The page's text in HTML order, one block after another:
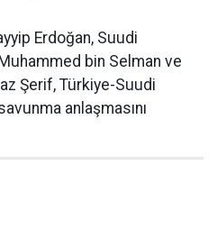
Erdoğan, Suudi
bin Selman ve
Şerif, Türkiye-Suudi
anlaşmasını